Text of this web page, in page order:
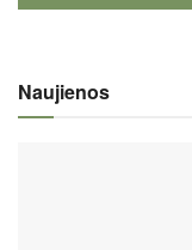
Naujienos